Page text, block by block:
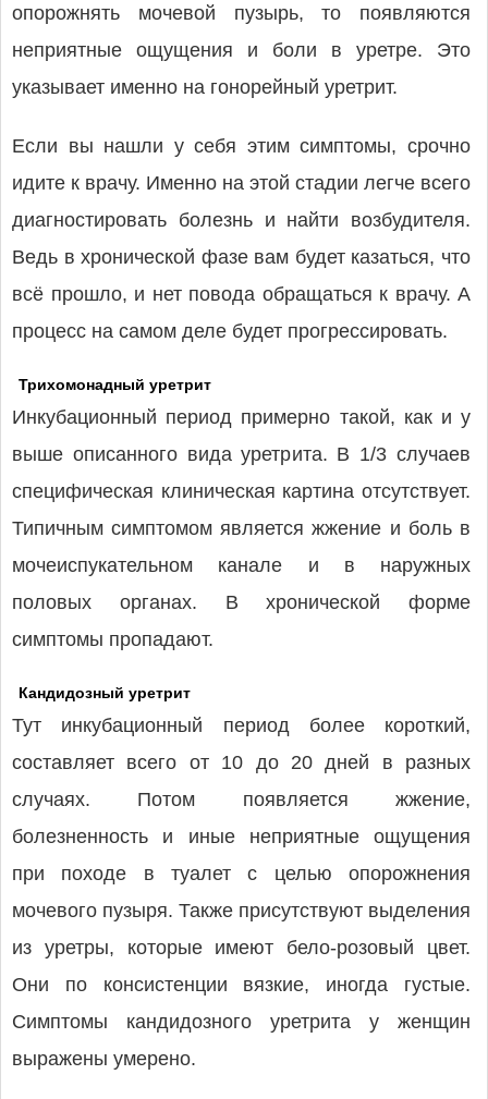
опорожнять мочевой пузырь, то появляются
неприятные ощущения и боли в уретре. Это
указывает именно на гонорейный уретрит.
Если вы нашли у себя этим симптомы, срочно
идите к врачу. Именно на этой стадии легче всего
диагностировать болезнь и найти возбудителя.
Ведь в хронической фазе вам будет казаться, что
всё прошло, и нет повода обращаться к врачу. А
процесс на самом деле будет прогрессировать.
Трихомонадный уретрит
Инкубационный период примерно такой, как и у
выше описанного вида уретрита. В 1/3 случаев
специфическая клиническая картина отсутствует.
Типичным симптомом является жжение и боль в
мочеиспукательном канале и в наружных
половых органах. В хронической форме
симптомы пропадают.
Кандидозный уретрит
Тут инкубационный период более короткий,
составляет всего от 10 до 20 дней в разных
случаях. Потом появляется жжение,
болезненность и иные неприятные ощущения
при походе в туалет с целью опорожнения
мочевого пузыря. Также присутствуют выделения
из уретры, которые имеют бело-розовый цвет.
Они по консистенции вязкие, иногда густые.
Симптомы кандидозного уретрита у женщин
выражены умерено.